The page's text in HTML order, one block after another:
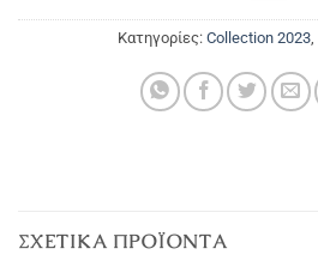
Κατηγορίες: Collection 2023,
ΣΧΕΤΙΚΆ ΠΡΟΪΌΝΤΑ